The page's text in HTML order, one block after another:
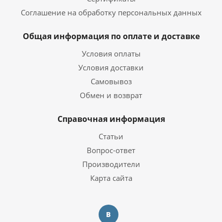
Соглашение на обработку персональных данных
Общая информация по оплате и доставке
Условия оплаты
Условия доставки
Самовывоз
Обмен и возврат
Справочная информация
Статьи
Вопрос-ответ
Производители
Карта сайта